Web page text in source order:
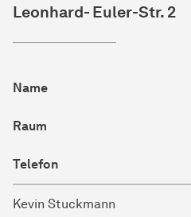
Leonhard- Euler-Str. 2
Name
Raum
Telefon
Kevin Stuckmann